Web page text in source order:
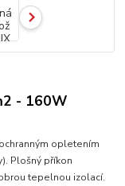
- 160W
opletením
Plošný příkon
tepelnou izolací.